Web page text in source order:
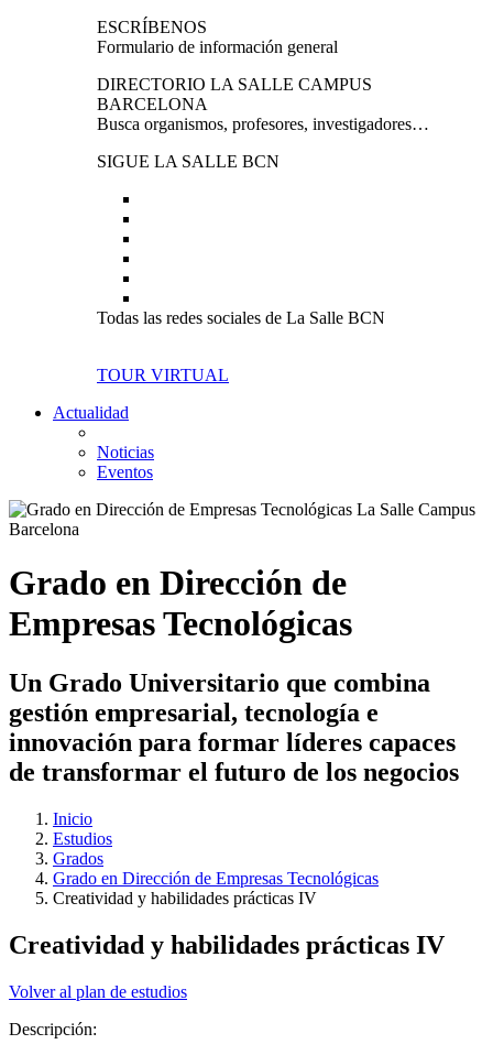
ESCRÍBENOS
Formulario de información general
DIRECTORIO LA SALLE CAMPUS
BARCELONA
Busca organismos, profesores, investigadores…
SIGUE LA SALLE BCN
Todas las redes sociales de La Salle BCN
TOUR VIRTUAL
Actualidad
Noticias
Eventos
Grado en Dirección de
Empresas Tecnológicas
Un Grado Universitario que combina
gestión empresarial, tecnología e
innovación para formar líderes capaces
de transformar el futuro de los negocios
Inicio
Estudios
Grados
Grado en Dirección de Empresas Tecnológicas
Creatividad y habilidades prácticas IV
Creatividad y habilidades prácticas IV
Volver al plan de estudios
Descripción: